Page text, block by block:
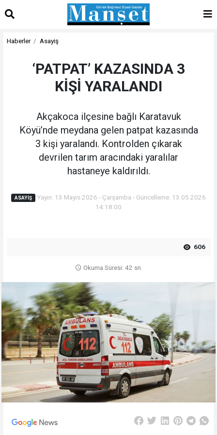
Haberler Asayiş
‘PATPAT’ KAZASINDA 3
KİŞİ YARALANDI
Akçakoca ilçesine bağlı Karatavuk
Köyü’nde meydana gelen patpat kazasında
3 kişi yaralandı. Kontrolden çıkarak
devrilen tarım aracındaki yaralılar
hastaneye kaldırıldı.
ASAYIŞ Yayın: 13 Mayıs 2026 - Çarşamba - Güncelleme: 13.05.2026
14:18:00
606
Okuma Süresi: 42 sn.